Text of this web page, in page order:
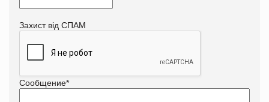
Захист від СПАМ
Сообщение*